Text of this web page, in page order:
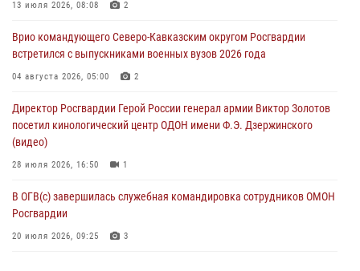
В Югре при силовой поддержке ОМОН Росгвардии задержаны
06 августа 2026, 08:56 2
Офицер СОБР Росгвардии выступил на окружном юнармейском
06 августа 2026, 08:27
13 июля 2026, 08:08 2
Врио командующего Северо-Кавказским округом Росгвардии
встретился с выпускниками военных вузов 2026 года
04 августа 2026, 05:00 2
Директор Росгвардии Герой России генерал армии Виктор Золотов
посетил кинологический центр ОДОН имени Ф.Э. Дзержинского
(видео)
28 июля 2026, 16:50 1
В ОГВ(с) завершилась служебная командировка сотрудников ОМОН
Росгвардии
20 июля 2026, 09:25 3